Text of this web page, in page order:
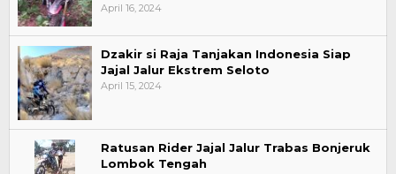
April 16, 2024
Dzakir si Raja Tanjakan Indonesia Siap
Jajal Jalur Ekstrem Seloto
April 15, 2024
Ratusan Rider Jajal Jalur Trabas Bonjeruk
Lombok Tengah